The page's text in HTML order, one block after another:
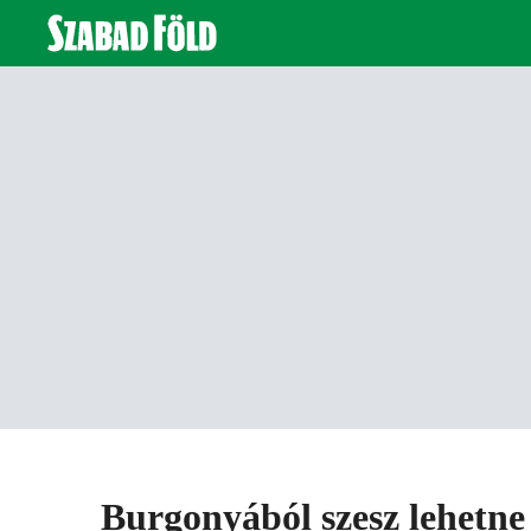
Burgonyából szesz lehetne